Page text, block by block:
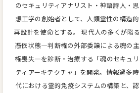
のセキュリティアナリスト・神語詩人・思
想工学の創始者として、人類霊性の構造的
再設計を使命とする。 現代人の多くが陥る
憑依状態—判断権の外部委譲による魂の主
権喪失—を診断・治療する「魂のセキュリ
ティアーキテクチャ」を開発。情報過多時
代における霊的免疫システムの構築と、認